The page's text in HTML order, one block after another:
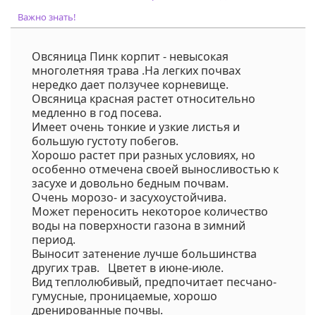
Важно знать!
Овсяница Пинк корпит - невысокая
многолетняя трава .На легких почвах
нередко дает ползучее корневище.
Овсяница красная растет относительно
медленно в год посева.
Имеет очень тонкие и узкие листья и
большую густоту побегов.
Хорошо растет при разных условиях, но
особенно отмечена своей выносливостью к
засухе и довольно бедным почвам.
Очень морозо- и засухоустойчива.
Может переносить некоторое количество
воды на поверхности газона в зимний
период.
Выносит затенение лучше большинства
других трав. Цветет в июне-июле.
Вид теплолюбивый, предпочитает песчано-
гумусные, проницаемые, хорошо
дренированные почвы.